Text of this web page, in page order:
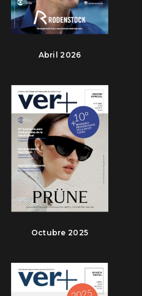
Abril 2026
Octubre 2025